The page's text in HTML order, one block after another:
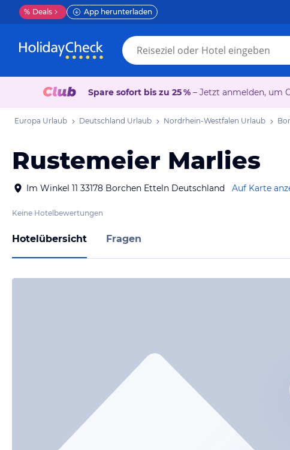
% Deals App herunterladen
Spare sofort bis zu 25 % – Jetzt anmelden, um
Europa Urlaub Deutschland Urlaub Nordrhein-Westfalen Urlaub
Rustemeier Marlies
Im Winkel 11 33178 Borchen Etteln Deutschland Auf Karte
Keine Hotelbewertungen
Hotelübersicht Fragen